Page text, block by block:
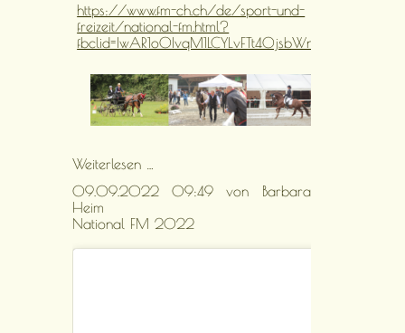
https://www.fm-ch.ch/de/sport-und-
freizeit/national-fm.html?
Weiterlesen …
09.09.2022 09:49 von Barbara
Heim
National FM 2022